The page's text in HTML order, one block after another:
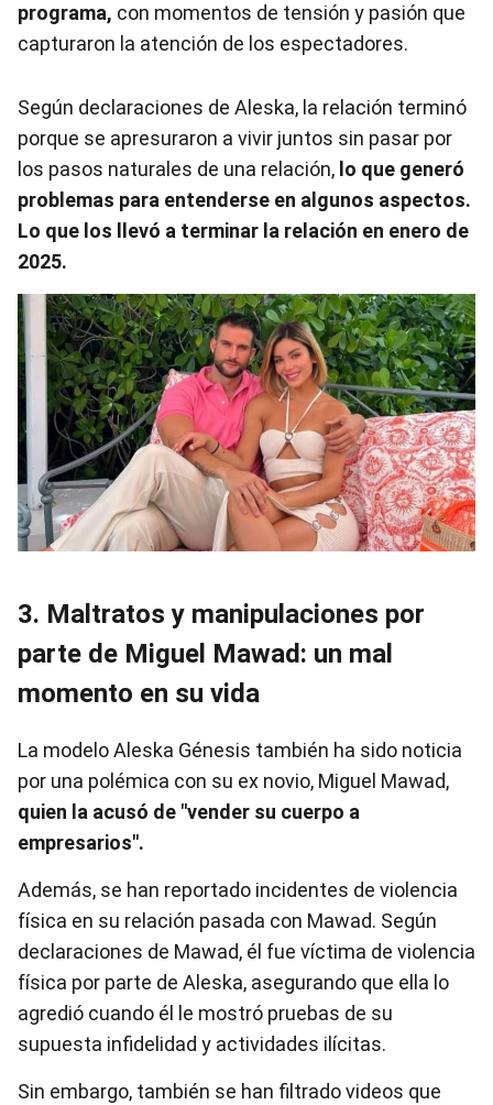
programa, con momentos de tensión y pasión que
capturaron la atención de los espectadores.
Según declaraciones de Aleska, la relación terminó
porque se apresuraron a vivir juntos sin pasar por
los pasos naturales de una relación, lo que generó
problemas para entenderse en algunos aspectos.
Lo que los llevó a terminar la relación en enero de
2025.
3. Maltratos y manipulaciones por
parte de Miguel Mawad: un mal
momento en su vida
La modelo Aleska Génesis también ha sido noticia
por una polémica con su ex novio, Miguel Mawad,
quien la acusó de "vender su cuerpo a
empresarios".
Además, se han reportado incidentes de violencia
física en su relación pasada con Mawad. Según
declaraciones de Mawad, él fue víctima de violencia
física por parte de Aleska, asegurando que ella lo
agredió cuando él le mostró pruebas de su
supuesta infidelidad y actividades ilícitas.
Sin embargo, también se han filtrado videos que